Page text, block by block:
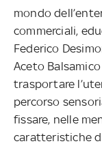
mondo
commerciali,
Federico
Aceto
trasportare
percorso
fissare, nelle
caratteristiche